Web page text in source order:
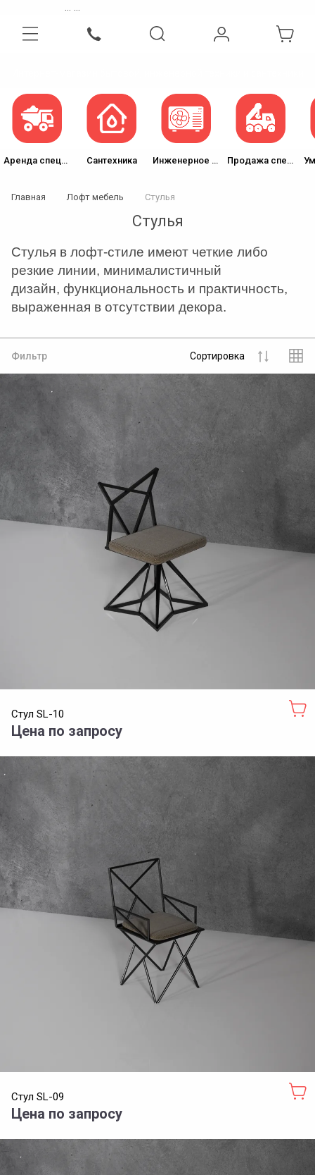
... ...
Аренда спецтехники Сантехника Инженерное оборудование Продажа спецтехники
Главная Лофт мебель Стулья
Стулья
Стулья в лофт-стиле имеют четкие либо
резкие линии, минималистичный
дизайн, функциональность и практичность,
выраженная в отсутствии декора.
Фильтр Сортировка
Стул SL-10
Цена по запросу
Стул SL-09
Цена по запросу